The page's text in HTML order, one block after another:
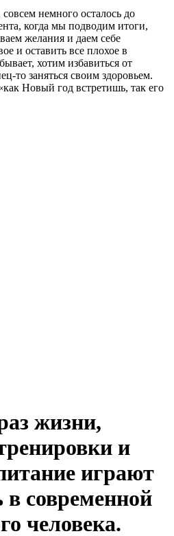
совсем немного осталось до
когда мы подводим итоги,
желания и даем себе
и оставить все плохое в
хотим избавиться от
то заняться своим здоровьем.
Новый год встретишь, так его
жизни,
и
играют
современной
человека.